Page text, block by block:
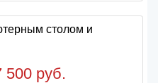
500 руб.